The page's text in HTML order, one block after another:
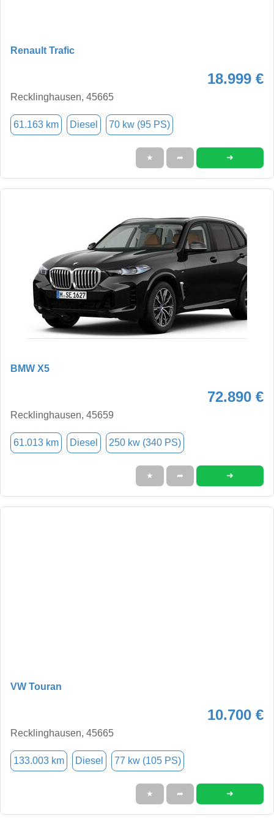
Renault Trafic
18.999 €
Recklinghausen, 45665
61.163 km Diesel 70 kw (95 PS)
★ ➦ ➜
BMW X5
72.890 €
Recklinghausen, 45659
61.013 km Diesel 250 kw (340 PS)
★ ➦ ➜
VW Touran
10.700 €
Recklinghausen, 45665
133.003 km Diesel 77 kw (105 PS)
★ ➦ ➜